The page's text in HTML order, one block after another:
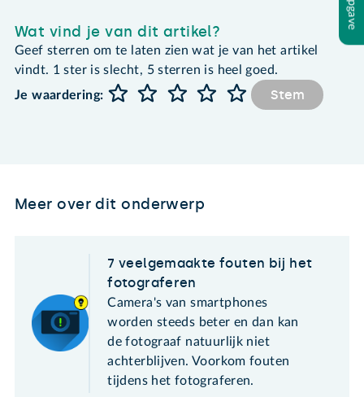
Wat vind je van dit artikel?
Geef sterren om te laten zien wat je van het artikel
vindt. 1 ster is slecht, 5 sterren is heel goed.
Je waardering:
Stem
Meer over dit onderwerp
7 veelgemaakte fouten bij het
fotograferen
Camera's van smartphones
worden steeds beter en dan kan
de fotograaf natuurlijk niet
achterblijven. Voorkom fouten
tijdens het fotograferen.